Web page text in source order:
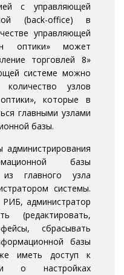
с управляющей
(back-office) в
управляющей
оптики» может
торговлей 8»
системе можно
количество узлов
которые в
главными узлами
базы.
базы
главного узла
системы.
администратор
(редактировать,
сбрасывать
базы
иметь доступ к
о настройках